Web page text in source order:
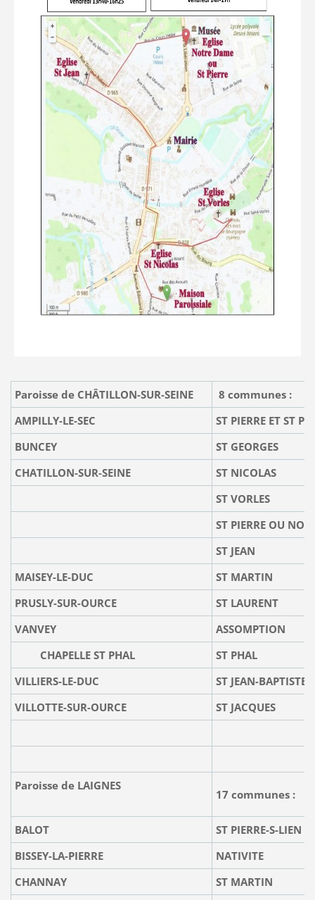
Paroisse de CHÂTILLON-SUR-SEINE
8 communes :
AMPILLY-LE-SEC
ST PIERRE ET ST
BUNCEY
ST GEORGES
CHATILLON-SUR-SEINE
ST NICOLAS
ST VORLES
ST PIERRE OU
ST JEAN
MAISEY-LE-DUC
ST MARTIN
PRUSLY-SUR-OURCE
ST LAURENT
VANVEY
ASSOMPTION
CHAPELLE ST PHAL
ST PHAL
VILLIERS-LE-DUC
ST JEAN-BAPTISTE
VILLOTTE-SUR-OURCE
ST JACQUES
Paroisse de LAIGNES
17 communes :
BALOT
ST PIERRE-S-LIEN
BISSEY-LA-PIERRE
NATIVITE
CHANNAY
ST MARTIN